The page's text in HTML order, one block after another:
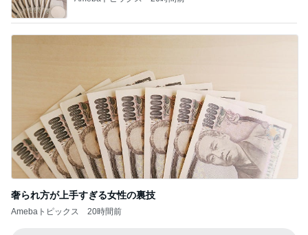
奢られ方が上手すぎる女性の裏技
Amebaトピックス 20時間前